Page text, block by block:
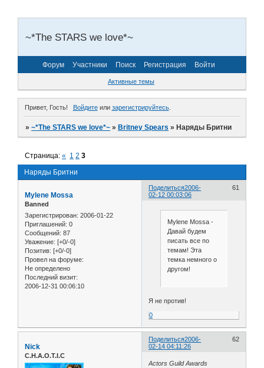
~*The STARS we love*~
Форум Участники Поиск Регистрация Войти
Активные темы
Привет, Гость! Войдитеили зарегистрируйтесь.
»~*The STARS we love*~ »Britney Spears »Наряды Бритни
Наряды Бритни
Страница:« 1 2 3
Поделиться 61
2006-
02-12 00:03:06
Mylene Mossa
Banned
Зарегистрирован: 2006-01-22
Приглашений: 0
Сообщений: 87
Уважение: [+0/-0]
Позитив: [+0/-0]
Провел на форуме:
Не определено
Последний визит:
2006-12-31 00:06:10
Mylene Mossa -
Давай будем
писать все по
темам! Эта
темка немного о
другом!
Я не против!
0
Поделиться 62
2006-
02-14 04:11:26
Nick
C.H.A.O.T.I.C
Actors Guild Awards